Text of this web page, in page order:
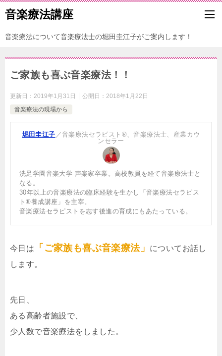
音楽療法講座
音楽療法について音楽療法士の堀田圭江子がご案内します！
ご家族も喜ぶ音楽療法！！
更新日： 2019年1月31日 公開日： 2018年1月22日
音楽療法の現場から
堀田圭江子 ／音楽療法セラピスト®、音楽療法士、産業カウ
ンセラー
洗足学園音楽大学 声楽家卒業。高校教員を経て音楽療法士と
なる。
30年以上の音楽療法の臨床経験を生かし「音楽療法セラピス
ト®養成講座」を主宰。
音楽療法セラピストを志す後進の育成にもあたっている。
今日は 「ご家族も喜ぶ音楽療法」
についてお話し
します。
先日、
ある高齢者施設で、
少人数で音楽療法をしました。